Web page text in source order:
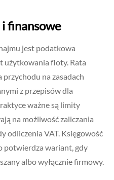
finansowe
jest podatkowa
użytkowania floty. Rata
na zasadach
z przepisów dla
ważne są limity
na możliwość zaliczania
odliczenia VAT. Księgowość
potwierdza wariant, gdy
albo wyłącznie firmowy.